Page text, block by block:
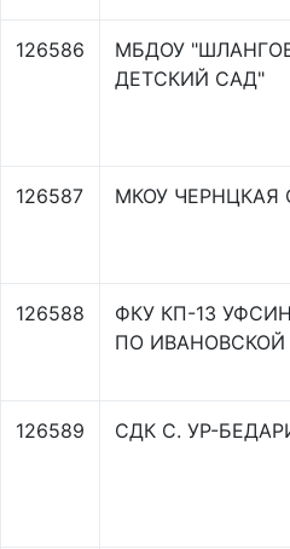
126586
МБДОУ
ДЕТСКИЙ САД"
126587 МКОУ ЧЕРНЦКАЯ
126588
ФКУ КП-13
ПО ИВАНОВСКОЙ
126589 СДК С. УР-